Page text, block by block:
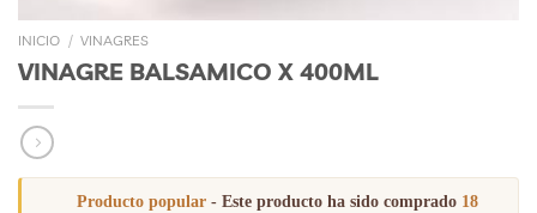
INICIO / VINAGRES
VINAGRE BALSAMICO X 400ML
Producto popular - Este producto ha sido comprado 18